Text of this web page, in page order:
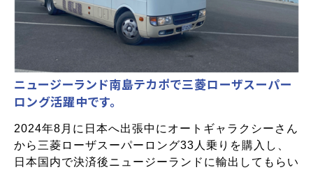
ニュージーランド南島テカポで三菱ローザスーパー
ロング活躍中です。
2024年8月に日本へ出張中にオートギャラクシーさん
から三菱ローザスーパーロング33人乗りを購入し、
日本国内で決済後ニュージーランドに輸出してもらい